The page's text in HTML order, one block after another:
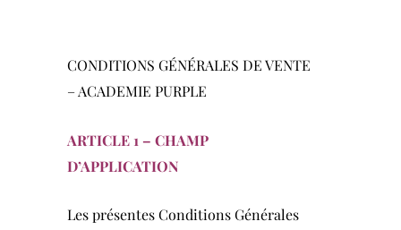
CONDITIONS GÉNÉRALES DE VENTE
– ACADEMIE PURPLE
ARTICLE 1 – CHAMP
D’APPLICATION
Les présentes Conditions Générales